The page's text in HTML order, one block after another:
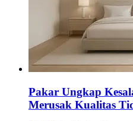
Pakar Ungkap
Merusak Kualitas